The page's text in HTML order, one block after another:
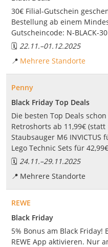
30€ Filial-Gutschein
Bestellung ab einem
Gutscheincode: N-BLACK-30
🗓️ 22.11.–01.12.2025
📍 Mehrere Standorte
Penny
Black Friday Top Deals
Die besten Top Deals
Retroshorts ab 11,99€ (statt
Staubsauger M6 INVICTUS
Lego Technic Sets für
🗓️ 24.11.–29.11.2025
📍 Mehrere Standorte
REWE
Black Friday
5% Bonus am Black
REWE App aktivieren. Nur